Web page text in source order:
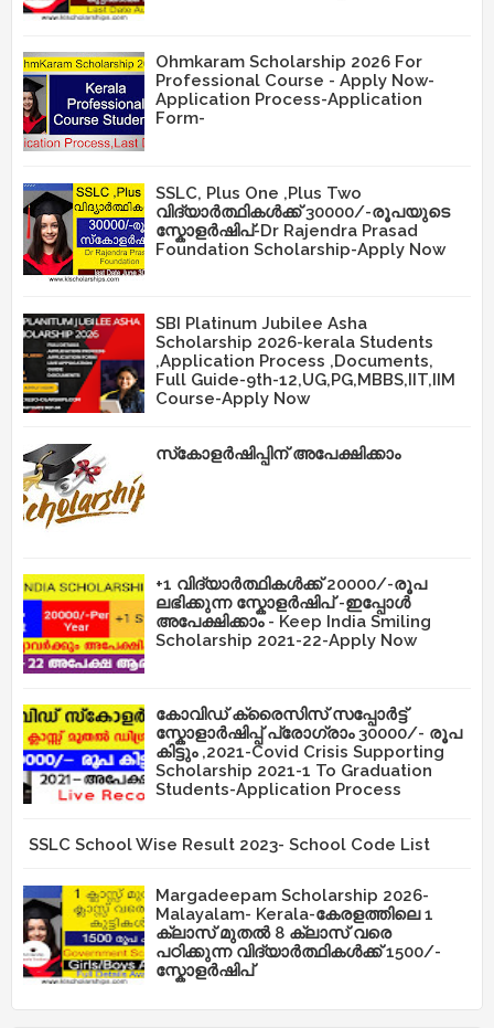
Ohmkaram Scholarship 2026 For
Professional Course - Apply Now-
Application Process-Application
Form-
SSLC, Plus One ,Plus Two
വിദ്യാർത്ഥികൾക്ക് 30000/-രൂപയുടെ
സ്കോളർഷിപ്-Dr Rajendra Prasad
Foundation Scholarship-Apply Now
SBI Platinum Jubilee Asha
Scholarship 2026-kerala Students
,Application Process ,Documents,
Full Guide-9th-12,UG,PG,MBBS,IIT,IIM
Course-Apply Now
സ്‌കോളർഷിപ്പിന് അപേക്ഷിക്കാം
+1 വിദ്യാർത്ഥികൾക്ക് 20000/-രൂപ
ലഭിക്കുന്ന സ്കോളർഷിപ് -ഇപ്പോൾ
അപേക്ഷിക്കാം - Keep India Smiling
Scholarship 2021-22-Apply Now
കോവിഡ് ക്രൈസിസ് സപ്പോർട്ട്
സ്കോളാർഷിപ്പ് പ്രോഗ്രാം 30000/- രൂപ
കിട്ടും ,2021-Covid Crisis Supporting
Scholarship 2021-1 To Graduation
Students-Application Process
SSLC School Wise Result 2023- School Code List
Margadeepam Scholarship 2026-
Malayalam- Kerala-കേരളത്തിലെ 1
ക്ലാസ് മുതൽ 8 ക്ലാസ് വരെ
പഠിക്കുന്ന വിദ്യാർത്ഥികൾക്ക് 1500/-
സ്കോളർഷിപ്